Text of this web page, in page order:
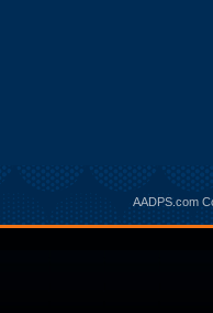
AADPS.com